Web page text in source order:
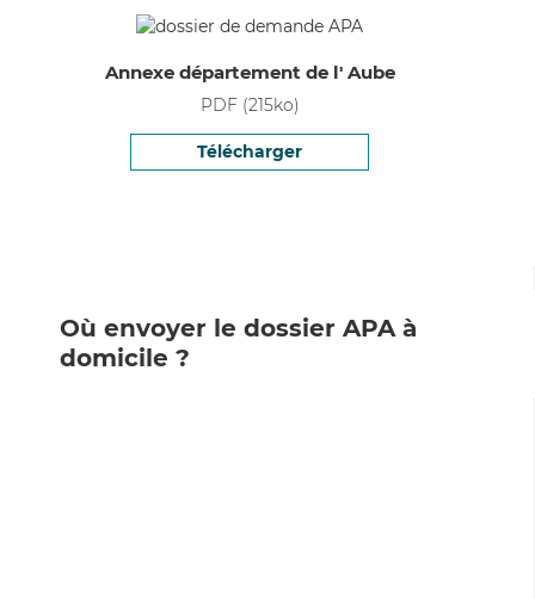
Annexe département de l' Aube
PDF(215ko)
Télécharger
Où envoyer le dossier APA à
domicile ?